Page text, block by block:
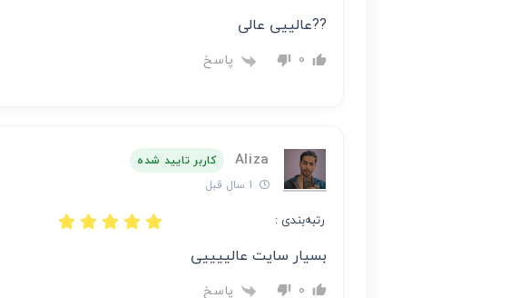
??عالییی عالی
0 پاسخ
Aliza
کاربر تایید شده
رتبه‌بندی :
بسیار سایت عالییییی
0 پاسخ